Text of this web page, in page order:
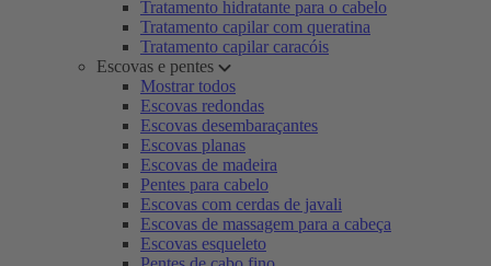
Tratamento hidratante para o cabelo
Tratamento capilar com queratina
Tratamento capilar caracóis
Escovas e pentes
Mostrar todos
Escovas redondas
Escovas desembaraçantes
Escovas planas
Escovas de madeira
Pentes para cabelo
Escovas com cerdas de javali
Escovas de massagem para a cabeça
Escovas esqueleto